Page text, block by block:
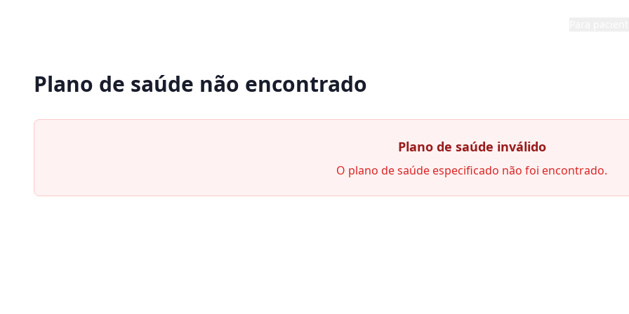
Plano de saúde não encontrado
Plano de saúde inválido
O plano de saúde especificado não foi encontrado.